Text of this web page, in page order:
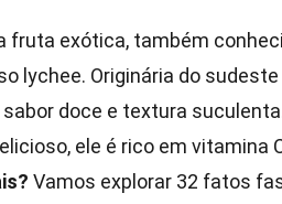
fruta exótica, também
lychee. Originária do
doce e textura
ele é rico em vitamina
Vamos explorar 32 fatos